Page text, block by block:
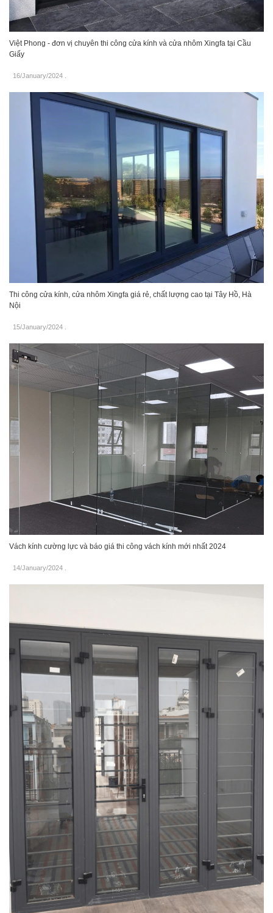
Việt Phong - đơn vị chuyên thi công cửa kính và cửa nhôm Xingfa tại Cầu
Giấy
16/January/2024
Thi công cửa kính, cửa nhôm Xingfa giá rẻ, chất lượng cao tại Tây Hồ, Hà
Nội
15/January/2024 .
Vách kính cường lực và báo giá thi công vách kính mới nhất 2024
14/January/2024